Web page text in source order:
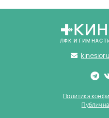
ЛФК И
Политика